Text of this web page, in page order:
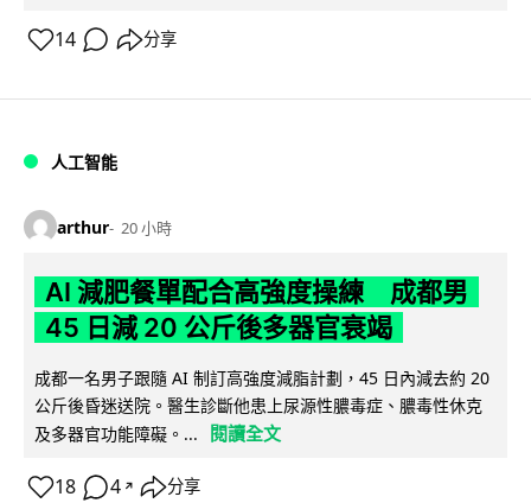
14 分享
人工智能
arthur 20 小時
AI 減肥餐單配合高強度操練 成都男
45 日減 20 公斤後多器官衰竭
成都一名男子跟隨 AI 制訂高強度減脂計劃，45 日內減去約 20
公斤後昏迷送院。醫生診斷他患上尿源性膿毒症、膿毒性休克
及多器官功能障礙。...
閱讀全文
18 4 ↗ 分享